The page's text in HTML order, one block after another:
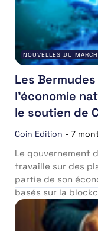
NOUVELLES DU
Les
l’économie
le soutien de
Coin Edition - 7
Le gouvernement
travaille sur des
partie de son
basés sur la